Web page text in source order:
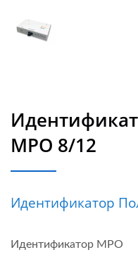
MPO 8/12
Идентификатор
Идентификатор MPO